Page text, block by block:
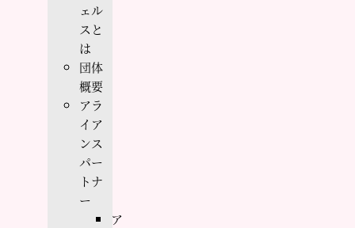
ェル
スと
は
団体
概要
アラ
イア
ンス
パー
トナ
ー
ア